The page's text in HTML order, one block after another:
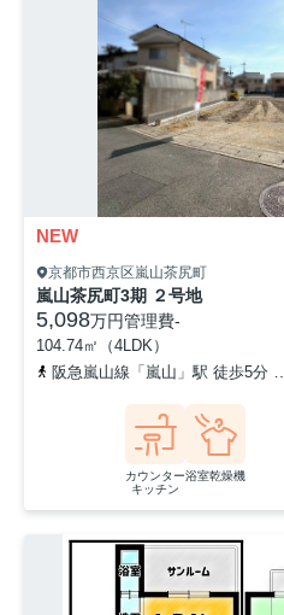
NEW
京都市西京区嵐山茶尻町
嵐山茶尻町3期 ２号地
5,098万円管理費-
104.74㎡（4LDK）
阪急嵐山線「嵐山」駅 徒歩5分
カウンター
キッチン
浴室乾燥機